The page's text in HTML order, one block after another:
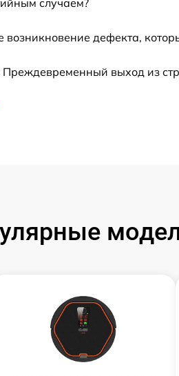
высоты,
случаем?
возникновение дефекта,
выход из